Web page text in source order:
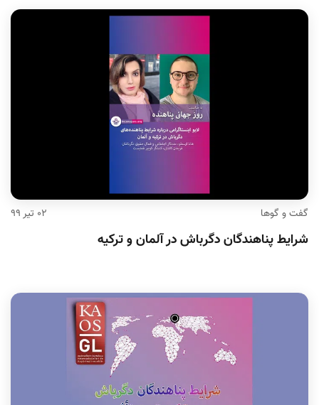
گفت و گوها ۰۲ تیر ۹۹
شرایط پناهندگان دگرباش در آلمان و ترکیه